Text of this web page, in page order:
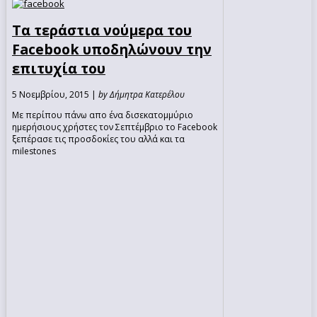
Τα τεράστια νούμερα του
Facebook υποδηλώνουν την
επιτυχία του
5 Νοεμβρίου, 2015 | by Δήμητρα Κατερέλου
Με περίπου πάνω απο ένα δισεκατομμύριο
ημερήσιους χρήστες τον Σεπτέμβριο το Facebook
ξεπέρασε τις προσδοκίες του αλλά και τα
milestones